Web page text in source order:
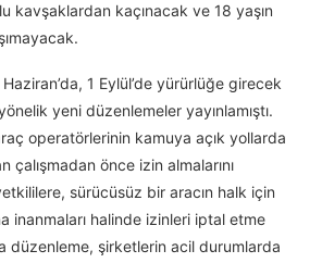
kavşaklardan kaçınacak ve 18 yaşın
1 Eylül’de yürürlüğe girecek
yeni düzenlemeler yayınlamıştı.
operatörlerinin kamuya açık yollarda
çalışmadan önce izin almalarını
sürücüsüz bir aracın halk için
inanmaları halinde izinleri iptal etme
düzenleme, şirketlerin acil durumlarda